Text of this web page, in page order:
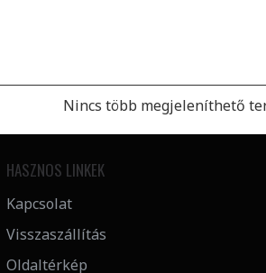
Nincs több megjeleníthető
HASZNOS LINKEK
Kapcsolat
Visszaszállítás
Oldaltérkép